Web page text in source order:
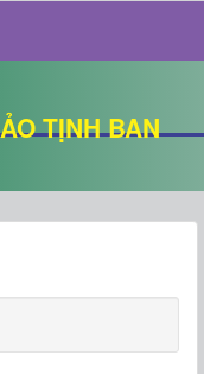
TỊNH BAN